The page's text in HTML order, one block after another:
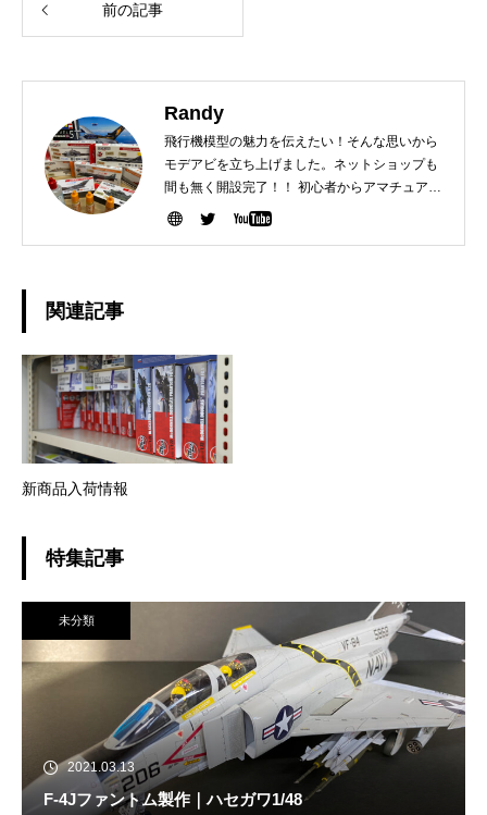
前の記事
Randy
飛行機模型の魅力を伝えたい！そんな思いから
モデアビを立ち上げました。ネットショップも
間も無く開設完了！！ 初心者からアマチュアま
で多くの人と世代を超えた交流を目指します。
関連記事
新商品入荷情報
特集記事
未分類
2021.03.13
F-4Jファントム製作｜ハセガワ1/48